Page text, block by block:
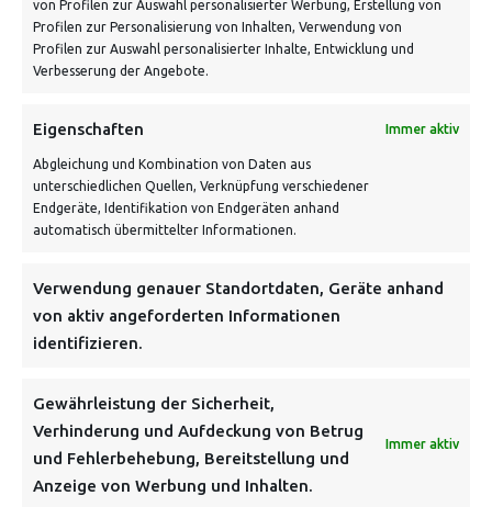
von Profilen zur Auswahl personalisierter Werbung, Erstellung von
Profilen zur Personalisierung von Inhalten, Verwendung von
Profilen zur Auswahl personalisierter Inhalte, Entwicklung und
Verbesserung der Angebote.
Eigenschaften Immer aktiv
Abgleichung und Kombination von Daten aus
unterschiedlichen Quellen, Verknüpfung verschiedener
Endgeräte, Identifikation von Endgeräten anhand
automatisch übermittelter Informationen.
Verwendung genauer Standortdaten, Geräte anhand
von aktiv angeforderten Informationen
identifizieren.
Gewährleistung der Sicherheit,
Verhinderung und Aufdeckung von Betrug
und Fehlerbehebung, Bereitstellung und
Anzeige von Werbung und Inhalten.
Immer aktiv
VERSANDKOSTENHINWEIS:
NEWSLETTER
Danke, deine Registrierung war erfolgreich! Bitte prüfe
dein E-Mail-Konto für die Bestätigung.